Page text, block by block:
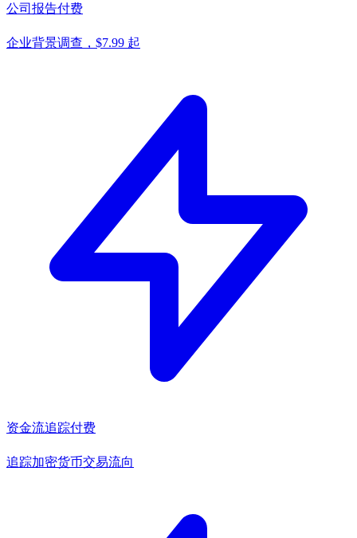
公司报告付费
企业背景调查，$7.99 起
资金流追踪付费
追踪加密货币交易流向